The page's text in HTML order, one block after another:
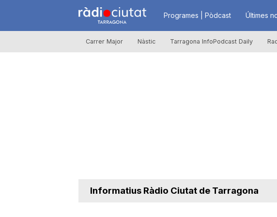
R
à
Programes | Pòdcast Últimes
Carrer Major Nàstic Tarragona InfoPodcast Daily
Informatius Ràdio Ciutat de Tarragona